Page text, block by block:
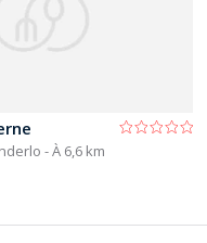
- À 6,6 km